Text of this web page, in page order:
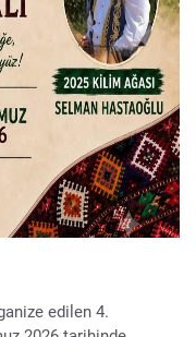
edilen 4.